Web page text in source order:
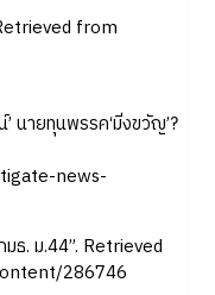
from
นายทุนพรรค‘มิ่งขวัญ’?
news-
ธ. ม.44”. Retrieved
286746